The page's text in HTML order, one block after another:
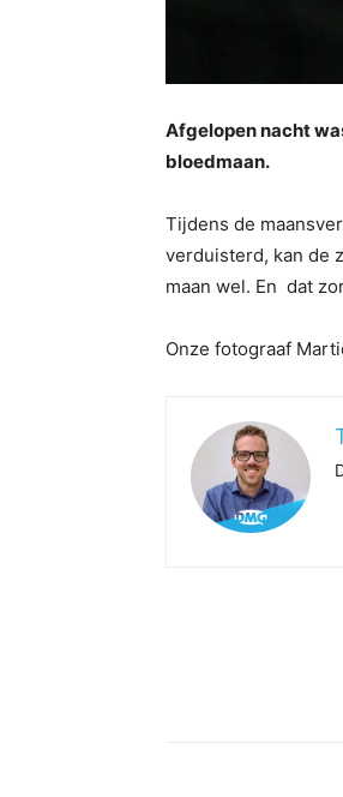
Afgelopen nacht
bloedmaan.
Tijdens de
verduisterd, kan de
maan wel. En dat
Onze fotograaf